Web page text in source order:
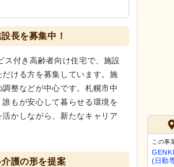
長を募集中！
ス付き高齢者向け住宅で、施設
ける方を募集しています。施
整などが中心です。札幌市中
もが安心して暮らせる環境を
かしながら、新たなキャリア
護の形を提案
この事
(日勤